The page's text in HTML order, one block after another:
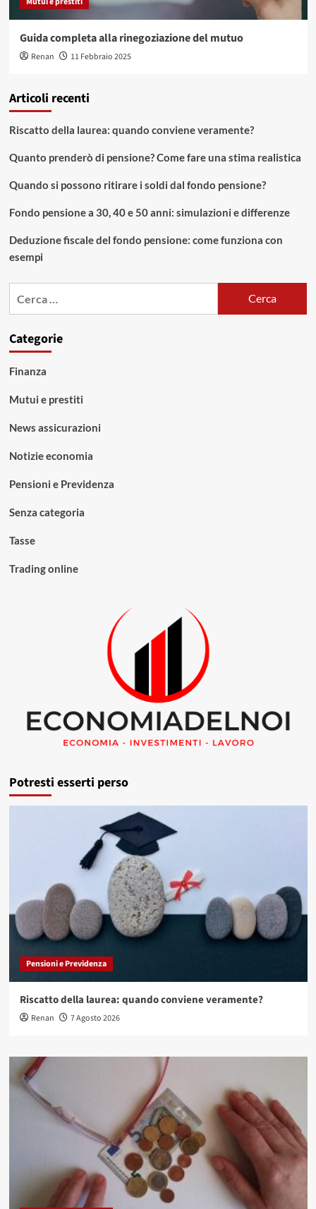
Guida completa alla rinegoziazione del mutuo
Renan 11 Febbraio 2025
Articoli recenti
Riscatto della laurea: quando conviene veramente?
Quanto prenderò di pensione? Come fare una stima realistica
Quando si possono ritirare i soldi dal fondo pensione?
Fondo pensione a 30, 40 e 50 anni: simulazioni e differenze
Deduzione fiscale del fondo pensione: come funziona con
esempi
Categorie
Finanza
Mutui e prestiti
News assicurazioni
Notizie economia
Pensioni e Previdenza
Senza categoria
Tasse
Trading online
Potresti esserti perso
Pensioni e Previdenza
Riscatto della laurea: quando conviene veramente?
Renan 7 Agosto 2026